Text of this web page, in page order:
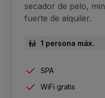
secador de pelo,
fuerte de alquiler.
1 persona máx.
SPA
WiFi gratis